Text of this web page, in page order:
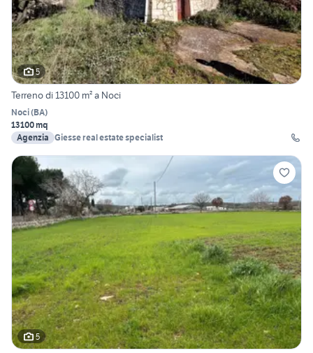
5
Terreno di 13100 m² a Noci
Noci(BA)
13100 mq
Agenzia Giesse real estate specialist
5